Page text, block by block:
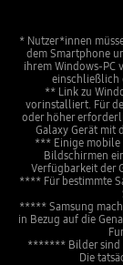
* Nutzer*innen
dem Smartphone
ihrem Windows-PC
einschließlich
** Link zu
vorinstalliert. Für
oder höher
Galaxy Gerät mit
*** Einige mobile
Bildschirmen
Verfügbarkeit der
**** Für bestimmte
***** Samsung
in Bezug auf die
******* Bilder sind
Die